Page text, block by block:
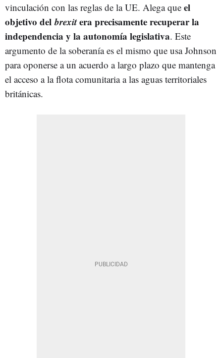
vinculación con las reglas de la UE. Alega que el
objetivo delbrexitera precisamente recuperar la
independencia y la autonomía legislativa. Este
argumento de la soberanía es el mismo que usa Johnson
para oponerse a un acuerdo a largo plazo que mantenga
el acceso a la flota comunitaria a las aguas territoriales
británicas.